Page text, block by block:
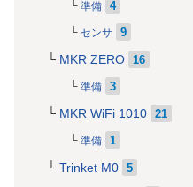
準備 4
センサ 9
MKR ZERO 16
準備 3
MKR WiFi 1010 21
準備 1
Trinket M0 5